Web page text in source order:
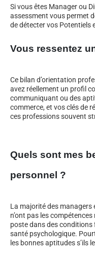
Si vous êtes Manager ou
assessment vous permet
de détecter vos Potentiels
Vous ressentez
Ce bilan d’orientation
avez réellement un profil
communiquant ou des
commerce, et vos clés de
ces professions souvent
Quels sont mes
personnel ?
La majorité des managers
n’ont pas les
poste dans des conditions
santé psychologique.
les bonnes aptitudes s’ils